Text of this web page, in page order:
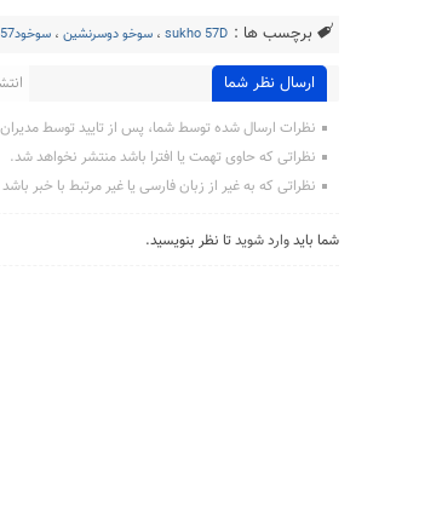
برچسب ها : sukho 57D ،سوخو دوسرنشین ،سوخود57دی
ارسال نظر شما
نظرات ارسال شده توسط شما، پس از تایید توسط
نظراتی که حاوی تهمت یا افترا باشد منتشر نخواهد شد.
نظراتی که به غیر از زبان فارسی یا غیر مرتبط با خبر
شما بایدوارد شویدتا نظر بنویسید.